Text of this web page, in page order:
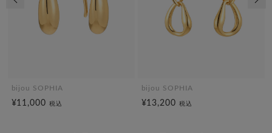
bijou SOPHIA
¥11,000税込
bijou SOPHIA
¥13,200税込